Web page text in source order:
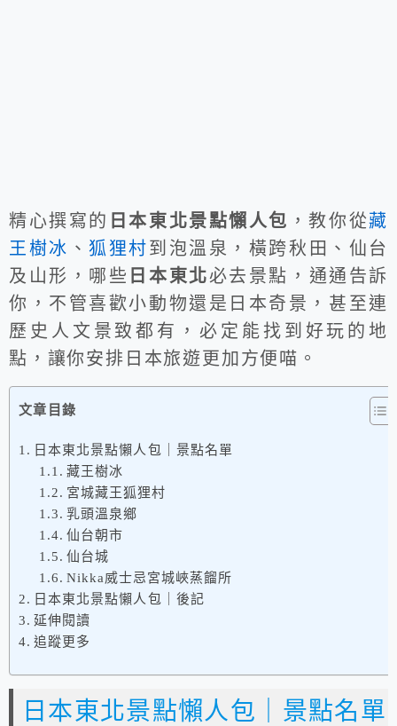
精心撰寫的 日本東北景點懶人包 ，教你從藏
王樹冰 、狐狸村 到泡溫泉，橫跨秋田、仙台
及山形，哪些 日本東北必去景點，通通告訴
你，不管喜歡小動物還是日本奇景，甚至連
歷史人文景致都有，必定能找到好玩的地
點，讓你安排日本旅遊更加方便喵。
文章目錄
日本東北景點懶人包｜景點名單
藏王樹冰
宮城藏王狐狸村
乳頭溫泉鄉
仙台朝市
仙台城
Nikka威士忌宮城峽蒸餾所
日本東北景點懶人包｜後記
延伸閱讀
追蹤更多
日本東北景點懶人包｜景點名單